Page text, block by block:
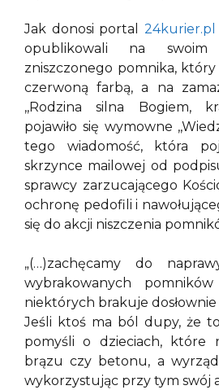
Jak donosi portal 24kurier.pl
opublikowali na
zniszczonego pomnika, który
czerwoną farbą, a na
,,Rodzina silna Bogiem,
pojawiło się wymowne
tego wiadomość, która
skrzynce mailowej od
sprawcy zarzucającego
ochronę pedofili i
się do akcji niszczenia
„(…)zachęcamy do
wybrakowanych
niektórych brakuje dosłownie
Jeśli ktoś ma ból dupy, że
pomyśli o dzieciach, które
brązu czy betonu, a
wykorzystując przy tym swój